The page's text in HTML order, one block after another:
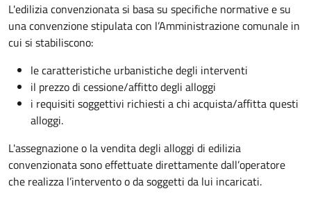
L'edilizia convenzionata si basa su specifiche normative e su
una convenzione stipulata con l’Amministrazione comunale in
cui si stabiliscono:
le caratteristiche urbanistiche degli interventi
il prezzo di cessione/affitto degli alloggi
i requisiti soggettivi richiesti a chi acquista/affitta questi
alloggi.
L'assegnazione o la vendita degli alloggi di edilizia
convenzionata sono effettuate direttamente dall’operatore
che realizza l’intervento o da soggetti da lui incaricati.